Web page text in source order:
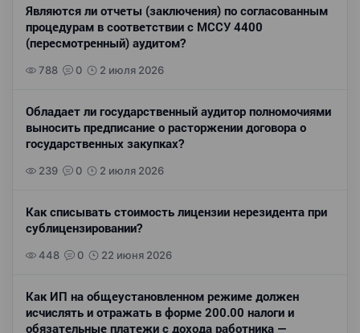
Являются ли отчеты (заключения) по согласованным
процедурам в соответствии с МССУ 4400
(пересмотренный) аудитом?
788 0 2 июля 2026
Обладает ли государственный аудитор полномочиями
выносить предписание о расторжении договора о
государственных закупках?
239 0 2 июля 2026
Как списывать стоимость лицензии нерезидента при
сублицензировании?
448 0 22 июня 2026
Как ИП на общеустановленном режиме должен
исчислять и отражать в форме 200.00 налоги и
обязательные платежи с дохода работника —